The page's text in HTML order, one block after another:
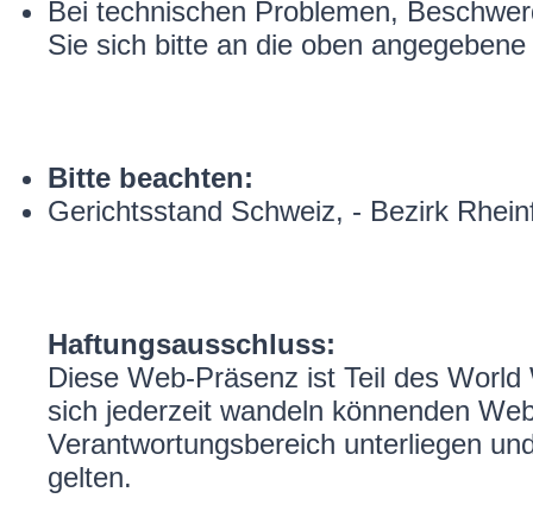
Bei technischen Problemen,
Sie sich bitte an die oben
Bitte beachten:
Gerichtsstand Schweiz, - Bezirk
Haftungsausschluss:
Diese Web-Präsenz ist Teil des
sich jederzeit wandeln könnenden
Verantwortungsbereich unterliegen
gelten.